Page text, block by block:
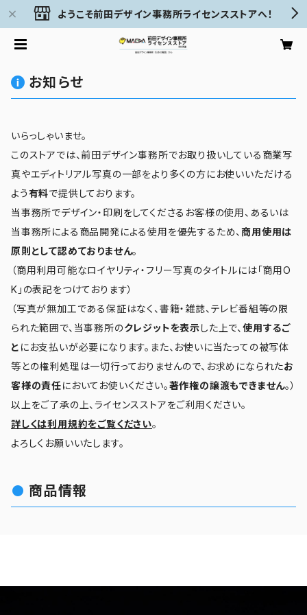
ようこそ前田デザイン事務所ライセンスストアへ！
お知らせ
いらっしゃいませ。
このストアでは、前田デザイン事務所でお取り扱いしている商業写
真やエディトリアル写真の一部をより多くの方にお使いいただける
よう有料で提供しております。
当事務所でデザイン・印刷をしてくださるお客様の使用、あるいは
当事務所による商品開発による使用を優先するため、商用使用は
原則として認めておりません。
（商用利用可能なロイヤリティ・フリー写真のタイトルには「商用O
K」の表記をつけております）
（写真が無加工である保証はなく、書籍・雑誌、テレビ番組等の限
られた範囲で、当事務所のクレジットを表示した上で、使用するご
と にお支払いが必要になります。また、お使いに当たっての被写体
等との権利処理は一切行っておりませんので、お求めになられたお
客様の責任においてお使いください。著作権の譲渡もできません。）
以上をご了承の上、ライセンスストアをご利用ください。
詳しくは利用規約をご覧ください。
よろしくお願いいたします。
商品情報